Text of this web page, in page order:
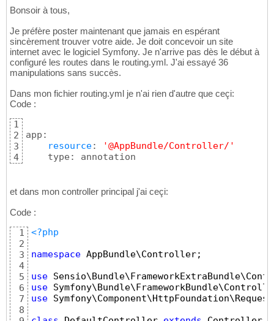
Bonsoir à tous,
Je préfère poster maintenant que jamais en espérant
sincèrement trouver votre aide. Je doit concevoir un site
internet avec le logiciel Symfony. Je n'arrive pas dès le début à
configuré les routes dans le routing.yml. J'ai essayé 36
manipulations sans succès.
Dans mon fichier routing.yml je n'ai rien d'autre que ceçi:
Code :
1
2
3
4
app:
resource:
'@AppBundle/Controller/'
    type: annotation
et dans mon controller principal j'ai ceçi:
Code :
1
2
3
4
5
6
7
8
<?php
namespace AppBundle\Controller;
use
use
use